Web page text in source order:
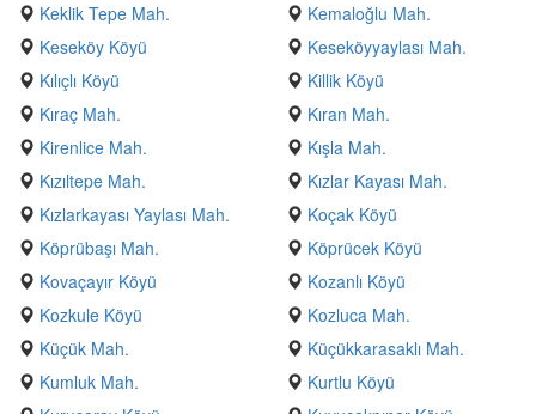
Keklik Tepe Mah.
Kemaloğlu Mah.
Keseköy Köyü
Keseköyyaylası Mah.
Kılıçlı Köyü
Killik Köyü
Kıraç Mah.
Kıran Mah.
Kirenlice Mah.
Kışla Mah.
Kızıltepe Mah.
Kızlar Kayası Mah.
Kızlarkayası Yaylası Mah.
Koçak Köyü
Köprübaşı Mah.
Köprücek Köyü
Kovaçayır Köyü
Kozanlı Köyü
Kozkule Köyü
Kozluca Mah.
Küçük Mah.
Küçükkarasaklı Mah.
Kumluk Mah.
Kurtlu Köyü